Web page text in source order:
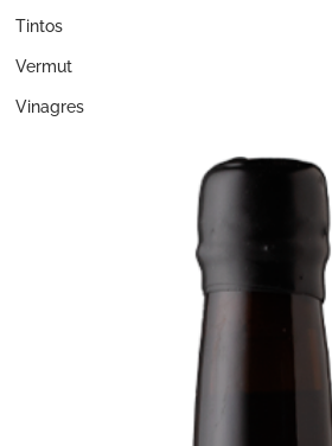
Tintos
Vermut
Vinagres